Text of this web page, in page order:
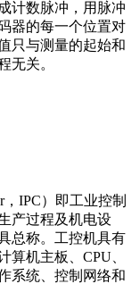
计数脉冲，用脉冲
器的每一个位置对
只与测量的起始和
无关。
，IPC）即工业控制
产过程及机电设
总称。工控机具有
算机主板、CPU、
系统、控制网络和